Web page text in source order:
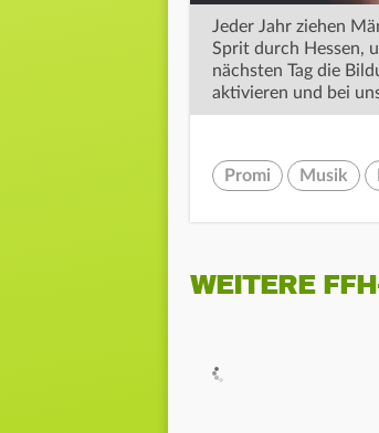
Jeder Jahr ziehen
Sprit durch Hessen,
nächsten Tag die
aktivieren und bei
Promi Musik
WEITERE